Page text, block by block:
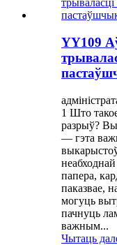
YY109
1 Што
разрыў?
— гэта
папера,
паказвае,
могуць
пачнуць
важным...
Чытаць